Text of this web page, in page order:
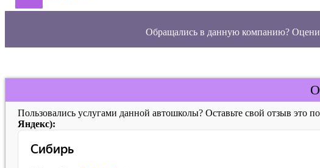
Обращались в данную компанию?
Пользовались услугами данной автошколы? Оставьте свой отзыв
Яндекс):